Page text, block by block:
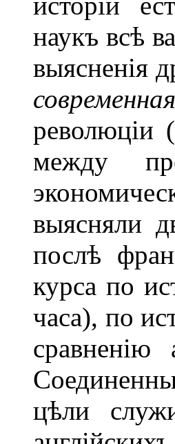
наукъ всѣ
выясненія
революціи
между
выясняли
послѣ
курса по
часа), по
сравненію
цѣли